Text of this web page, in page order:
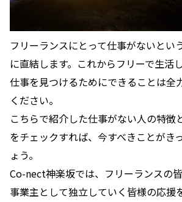
フリーランスにとって仕事がないとい
に直結します。これからフリーで生活
仕事を見つけるためにできることは全
ください。
こちらで紹介した仕事がない人の特徴
をチェックすれば、今すべきことがき
ょう。
Co-nect神楽坂では、フリーランスの
事業主として独立していく皆様の応援